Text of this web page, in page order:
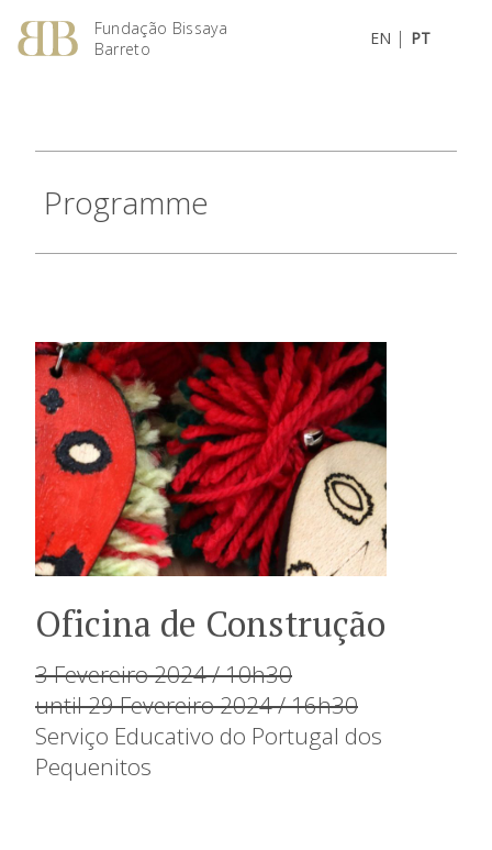
Fundação Bissaya
Barreto
EN | PT
Programme
Oficina de Construção
3 Fevereiro 2024 / 10h30
until 29 Fevereiro 2024 / 16h30
Serviço Educativo do Portugal dos
Pequenitos